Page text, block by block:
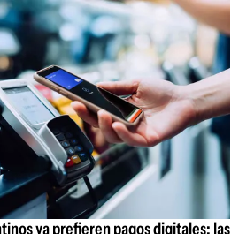
ya prefieren pagos digitales: las